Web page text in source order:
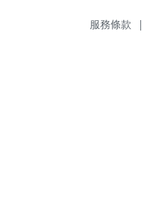
服務條款 |